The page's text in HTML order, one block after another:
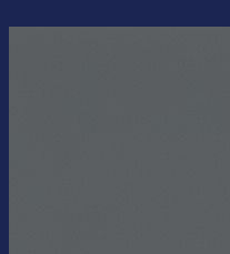
Перейти